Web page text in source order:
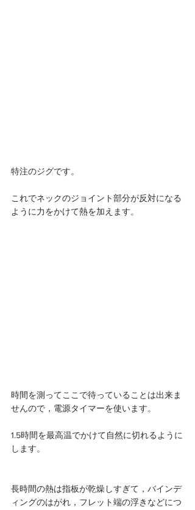
特注のジグです。
これでネックのジョイント部分が反対になる
ように力をかけて熱を加えます。
時間を測ってここで待っていることは出来ま
せんので，電源タイマーを使います。
1.5時間を最高温でかけて自然に切れるように
します。
長時間の熱は指板が乾燥しすぎて，バインデ
ィングのはがれ，フレット端の浮きなどにつ